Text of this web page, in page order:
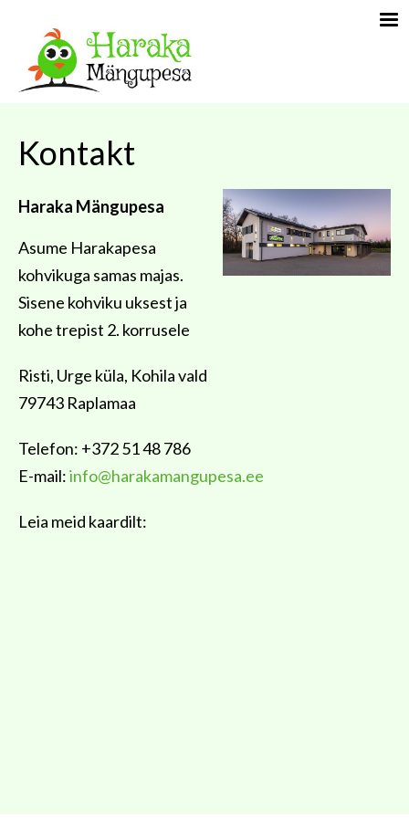
Kontakt
Haraka Mängupesa
Asume Harakapesa
kohvikuga samas majas.
Sisene kohviku uksest ja
kohe trepist 2. korrusele
Risti, Urge küla, Kohila vald
79743 Raplamaa
Telefon: +372 51 48 786
E-mail:info@harakamangupesa.ee
Leia meid kaardilt: